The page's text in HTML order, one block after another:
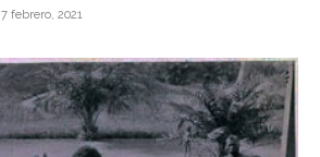
7 febrero, 2021